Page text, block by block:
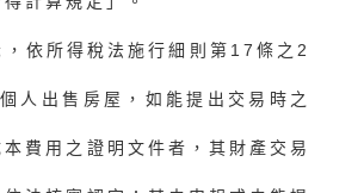
依所得稅法施行細則第17條之2
人出售房屋，如能提出交易時之
費用之證明文件者，其財產交易